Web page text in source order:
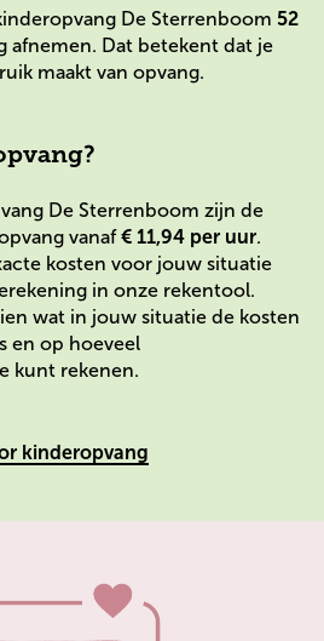
De Sterrenboom 52
afnemen. Dat betekent dat je
maakt van opvang.
De Sterrenboom zijn de
vanaf€ 11,94 per uur.
kosten voor jouw situatie
in onze rekentool.
wat in jouw situatie de kosten
en op hoeveel
kunt rekenen.
kinderopvang